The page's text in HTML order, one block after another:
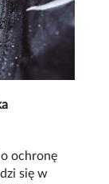
ochronę
się w